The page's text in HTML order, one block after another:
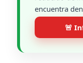
encuentra
🚨